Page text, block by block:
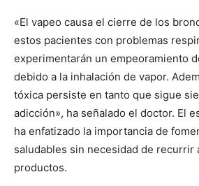
«El vapeo causa el cierre de los
estos pacientes con problemas
experimentarán un empeoramiento
debido a la inhalación de vapor.
tóxica persiste en tanto que sigue
adicción», ha señalado el doctor. El
ha enfatizado la importancia de
saludables sin necesidad de recurrir
productos.